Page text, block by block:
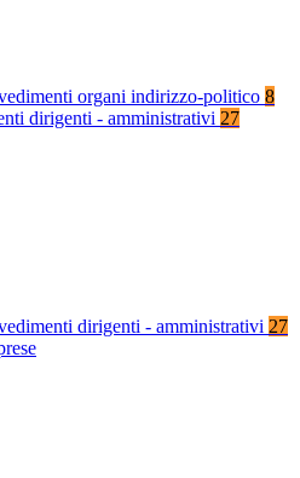
organi indirizzo-politico 8
dirigenti - amministrativi 27
dirigenti - amministrativi 27